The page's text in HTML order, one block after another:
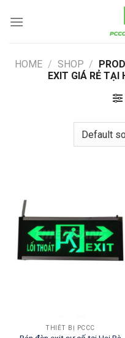
HOME / SHOP /
EXIT GIÁ RẺ TẠI
THIẾT BỊ PCCC